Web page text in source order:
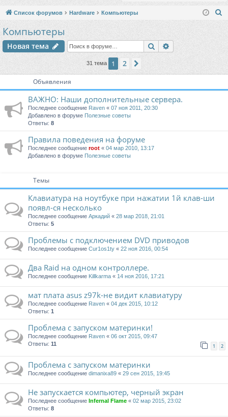
ы
и
д ис
Список форумов Hardware Компьютеры
Компьютеры
Новая тема Поиск
31 тема 1 2
Объявления
ВАЖНО: Наши дополнительные сервера.
Последнее сообщение Raven « 07 ноя 2011, 20:30
Добавлено в форуме Полезные советы
Ответы: 8
Правила поведения на форуме
Последнее сообщение root « 04 мар 2010, 13:17
Добавлено в форуме Полезные советы
Темы
Клавиатура на ноутбуке при нажатии 1й клав-ши
появл-ся несколько
Последнее сообщение Аркадий « 28 мар 2018, 21:01
Ответы: 5
Проблемы с подключением DVD приводов
Последнее сообщение Cur1os1ty « 22 ноя 2016, 00:54
Два Raid на одном контроллере.
Последнее сообщение Killkarma « 14 ноя 2016, 17:21
мат плата asus z97k-не видит клавиатуру
Последнее сообщение Raven « 04 дек 2015, 10:12
Ответы: 1
Проблема с запуском материнки!
Последнее сообщение Raven « 06 окт 2015, 09:47
Ответы: 11 1 2
Проблема с запуском материнки
Последнее сообщение dimanixa89 « 29 сен 2015, 19:45
Не запускается компьютер, черный экран
Последнее сообщение Infernal Flame « 02 мар 2015, 23:02
Ответы: 8